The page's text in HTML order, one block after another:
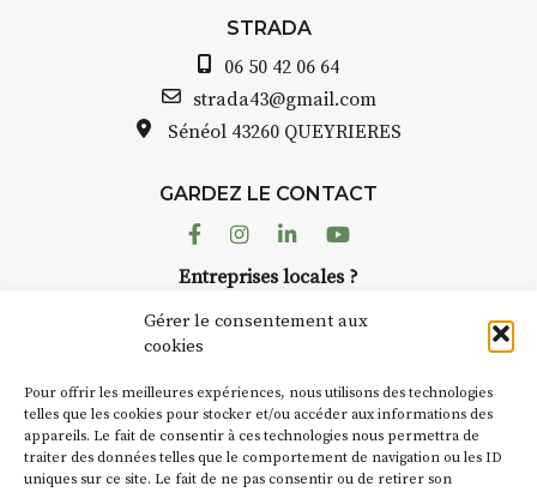
Gérer le consentement aux
cookies
Pour offrir les meilleures expériences, nous utilisons des technologies
telles que les cookies pour stocker et/ou accéder aux informations des
appareils. Le fait de consentir à ces technologies nous permettra de
traiter des données telles que le comportement de navigation ou les ID
uniques sur ce site. Le fait de ne pas consentir ou de retirer son
STRADA
06 50 42 06 64
strada43@gmail.com
Sénéol 43260 QUEYRIERES
GARDEZ LE CONTACT
FacebookInstagram
LinkedinYoutube
Entreprises locales ?
Suivez toute l'actu de Strada